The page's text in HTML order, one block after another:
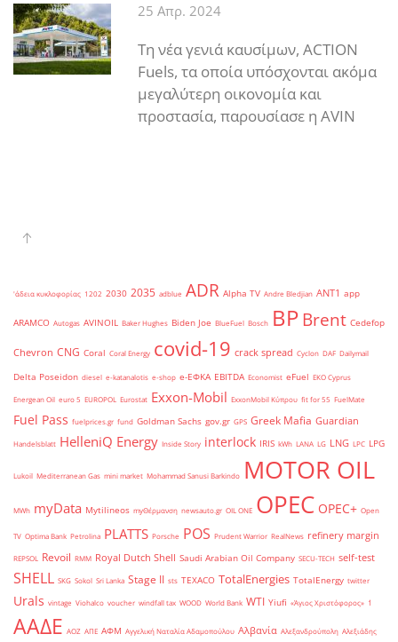
25 Απρ. 2024
Τη νέα γενιά καυσίμων, ACTION
Fuels, τα οποία υπόσχονται ακόμα
μεγαλύτερη οικονομία και
προστασία, παρουσίασε η AVIN
'άδεια κυκλοφορίας 1202 2030 2035 adblue ADR Alpha TV Andre Bledjian ANT1 app
ARAMCO Autogas AVINOIL Baker Hughes Biden Joe BlueFuel Bosch BPBrent Cedefop
Chevron CNG Coral Coral Energy covid-19 crack spread Cyclon DAF Dailymail
Delta Poseidon diesel e-katanalotis e-shop e-ΕΦΚΑ EBITDA Economist eFuel EKO Cyprus
Energean Oil euro 5 EUROPOL Eurostat Exxon-Mobil ExxonMobil Κύπρου fit for 55 FuelMate
Fuel Pass fuelprices.gr fund Goldman Sachs gov.gr GPS Greek Mafia Guardian
Handelsblatt HelleniQ Energy Inside Story interlock IRIS kWh LANA LG LNG LPC LPG
Lukoil Mediterranean Gas mini market Mohammad Sanusi Barkindo MOTOR OIL
MWh myData Mytilineos myΘέρμανση newsauto.gr OIL ONE OPEC OPEC+ Open
TV Optima Bank Petrolina PLATTS Porsche POS Prudent Warrior RealNews refinery margin
REPSOL Revoil RMM Royal Dutch Shell Saudi Arabian Oil Company SECU-TECH self-test
SHELL SKG Sokol Sri Lanka Stage II sts TEXACO TotalEnergies TotalEnergy twitter
Urals vintage Viohalco voucher windfall tax WOOD World Bank WTI Yiufi «Άγιος Χριστόφορος» ΄1
ΑΑΔΕ ΑΟΖ ΑΠΕ ΑΦΜ Αγγελική Ναταλία Αδαμοπούλου Αλβανία Αλεξανδρούπολη Αλεξιάδης